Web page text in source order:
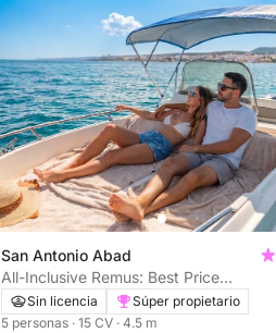
San Antonio Abad
All-Inclusive Remus: Best Price
Guaranteed!
Sin licencia
Súper propietario
5 personas · 15 CV · 4.5 m